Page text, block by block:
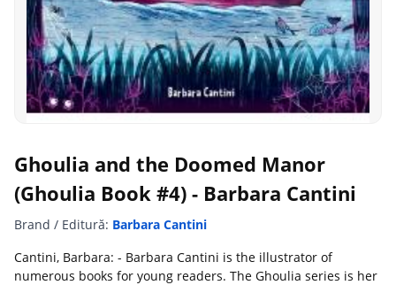
Ghoulia and the Doomed Manor
(Ghoulia Book #4) - Barbara Cantini
Brand / Editură: Barbara Cantini
Cantini, Barbara: - Barbara Cantini is the illustrator of
numerous books for young readers. The Ghoulia series is her